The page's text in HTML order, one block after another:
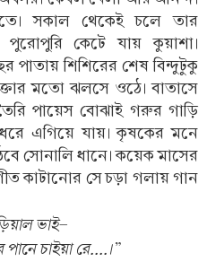
সকাল থেকেই চলে তার
কেটে যায় কুয়াশা।
পাতায় শিশিরের শেষ বিন্দুটুকু
মতো ঝলসে ওঠে। বাতাসে
পায়েস বোঝাই গরুর গাড়ি
এগিয়ে যায়। কৃষকের মনে
সোনালি ধানে। কয়েক মাসের
কাটানোর সে চড়া গলায় গান
ভাই-
চাইয়া রে....।”